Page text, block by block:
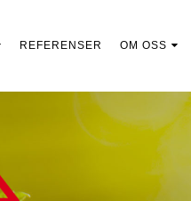
REFERENSER OM OSS